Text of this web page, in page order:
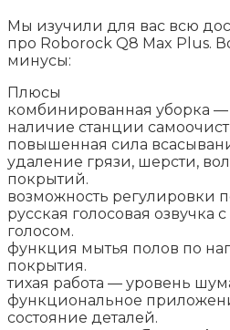
Мы изучили для вас всю
про Roborock Q8 Max Plus.
минусы:
Плюсы
комбинированная уборка —
наличие станции
повышенная сила
удаление грязи, шерсти,
покрытий.
возможность регулировки
русская голосовая
голосом.
функция мытья полов по
покрытия.
тихая работа — уровень
функциональное
состояние деталей.